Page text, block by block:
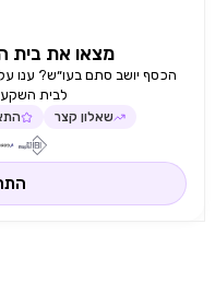
מצאו את בית
הכסף יושב סתם בעו״ש? ענו
לבית
שאלון קצר